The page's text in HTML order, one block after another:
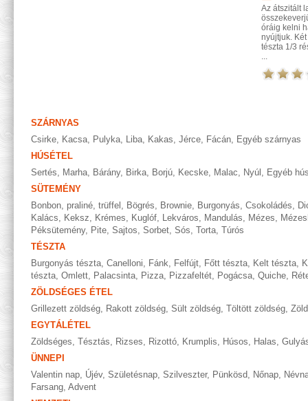
Az átszitált
óráig kelni
nyújtjuk.
tészta 1/3
...
SZÁRNYAS
Csirke
Kacsa Pulyka Liba Kakas Jérce Fácán
Egyéb szárnyas
HÚSÉTEL
Sertés
Marha Bárány, Birka Borjú Kecske Malac Nyúl
Egyéb
SÜTEMÉNY
Bonbon, praliné, trüffel
Bögrés Brownie Burgonyás Csokoládés
Kalács
Keksz Krémes Kuglóf Lekváros Mandulás Mézes
Péksütemény, Pite Sajtos Sorbet Sós Torta Túrós
TÉSZTA
Burgonyás tészta Canelloni Fánk Felfújt Főtt tészta Kelt tészta
tészta Omlett Palacsinta Pizza Pizzafeltét Pogácsa Quiche
ZÖLDSÉGES ÉTEL
Grillezett zöldség
Rakott zöldség Sült zöldség Töltött zöldség
EGYTÁLÉTEL
Zöldséges Tésztás Rizses Rizottó Krumplis Húsos Halas
ÜNNEPI
Valentin nap Újév, Születésnap Szilveszter, Pünkösd Nőnap
Farsang Advent